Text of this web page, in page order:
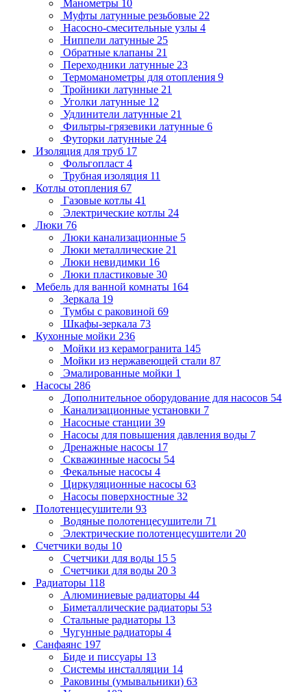
Манометры 10
Муфты латунные резьбовые 22
Насосно-смесительные узлы 4
Ниппели латунные 25
Обратные клапаны 21
Переходники латунные 23
Термоманометры для отопления 9
Тройники латунные 21
Уголки латунные 12
Удлинители латунные 21
Фильтры-грязевики латунные 6
Футорки латунные 24
Изоляция для труб 17
Фольгопласт 4
Трубная изоляция 11
Котлы отопления 67
Газовые котлы 41
Электрические котлы 24
Люки 76
Люки канализационные 5
Люки металлические 21
Люки невидимки 16
Люки пластиковые 30
Мебель для ванной комнаты 164
Зеркала 19
Тумбы с раковиной 69
Шкафы-зеркала 73
Кухонные мойки 236
Мойки из керамогранита 145
Мойки из нержавеющей стали 87
Эмалированные мойки 1
Насосы 286
Дополнительное оборудование для насосов 54
Канализационные установки 7
Насосные станции 39
Насосы для повышения давления воды 7
Дренажные насосы 17
Скважинные насосы 54
Фекальные насосы 4
Циркуляционные насосы 63
Насосы поверхностные 32
Полотенцесушители 93
Водяные полотенцесушители 71
Электрические полотенцесушители 20
Счетчики воды 10
Счетчики для воды 15 5
Счетчики для воды 20 3
Радиаторы 118
Алюминиевые радиаторы 44
Биметаллические радиаторы 53
Стальные радиаторы 13
Чугунные радиаторы 4
Санфаянс 197
Биде и писсуары 13
Системы инсталляции 14
Раковины (умывальники) 63